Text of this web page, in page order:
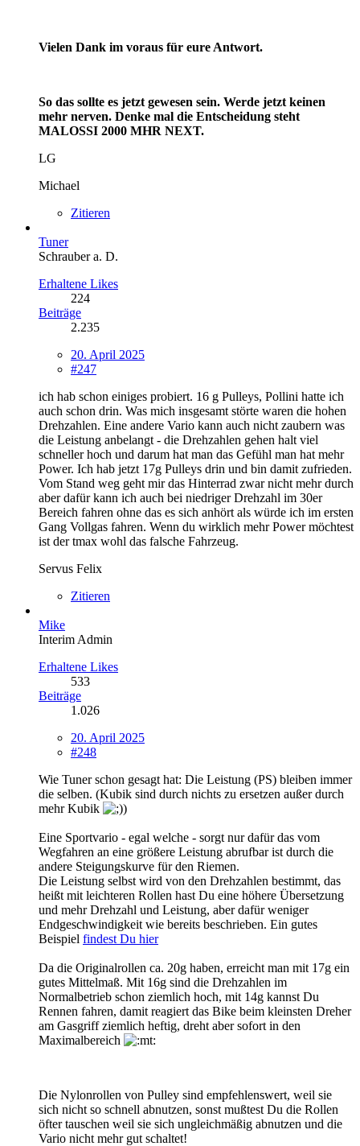
Vielen Dank im voraus für eure Antwort.
So das sollte es jetzt gewesen sein. Werde jetzt keinen
mehr nerven. Denke mal die Entscheidung steht
MALOSSI 2000 MHR NEXT.
LG
Michael
Zitieren
Tuner
Schrauber a. D.
Erhaltene Likes
224
Beiträge
2.235
20. April 2025
#247
ich hab schon einiges probiert. 16 g Pulleys, Pollini hatte ich
auch schon drin. Was mich insgesamt störte waren die hohen
Drehzahlen. Eine andere Vario kann auch nicht zaubern was
die Leistung anbelangt - die Drehzahlen gehen halt viel
schneller hoch und darum hat man das Gefühl man hat mehr
Power. Ich hab jetzt 17g Pulleys drin und bin damit zufrieden.
Vom Stand weg geht mir das Hinterrad zwar nicht mehr durch
aber dafür kann ich auch bei niedriger Drehzahl im 30er
Bereich fahren ohne das es sich anhört als würde ich im ersten
Gang Vollgas fahren. Wenn du wirklich mehr Power möchtest
ist der tmax wohl das falsche Fahrzeug.
Servus Felix
Zitieren
Mike
Interim Admin
Erhaltene Likes
533
Beiträge
1.026
20. April 2025
#248
Wie Tuner schon gesagt hat: Die Leistung (PS) bleiben immer
die selben. (Kubik sind durch nichts zu ersetzen außer durch
mehr Kubik
)
Eine Sportvario - egal welche - sorgt nur dafür das vom
Wegfahren an eine größere Leistung abrufbar ist durch die
andere Steigungskurve für den Riemen.
Die Leistung selbst wird von den Drehzahlen bestimmt, das
heißt mit leichteren Rollen hast Du eine höhere Übersetzung
und mehr Drehzahl und Leistung, aber dafür weniger
Endgeschwindigkeit wie bereits beschrieben. Ein gutes
Beispiel findest Du hier
Da die Originalrollen ca. 20g haben, erreicht man mit 17g ein
gutes Mittelmaß. Mit 16g sind die Drehzahlen im
Normalbetrieb schon ziemlich hoch, mit 14g kannst Du
Rennen fahren, damit reagiert das Bike beim kleinsten Dreher
am Gasgriff ziemlich heftig, dreht aber sofort in den
Maximalbereich
Die Nylonrollen von Pulley sind empfehlenswert, weil sie
sich nicht so schnell abnutzen, sonst mußtest Du die Rollen
öfter tauschen weil sie sich ungleichmäßig abnutzen und die
Vario nicht mehr gut schaltet!